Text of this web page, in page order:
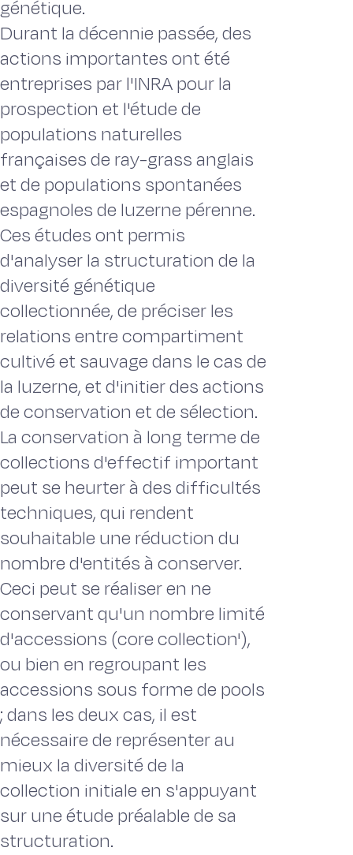
génétique.
Durant la décennie passée, des
actions importantes ont été
entreprises par l'INRA pour la
prospection et l'étude de
populations naturelles
françaises de ray-grass anglais
et de populations spontanées
espagnoles de luzerne pérenne.
Ces études ont permis
d'analyser la structuration de la
diversité génétique
collectionnée, de préciser les
relations entre compartiment
cultivé et sauvage dans le cas de
la luzerne, et d'initier des actions
de conservation et de sélection.
La conservation à long terme de
collections d'effectif important
peut se heurter à des difficultés
techniques, qui rendent
souhaitable une réduction du
nombre d'entités à conserver.
Ceci peut se réaliser en ne
conservant qu'un nombre limité
d'accessions (core collection'),
ou bien en regroupant les
accessions sous forme de pools
; dans les deux cas, il est
nécessaire de représenter au
mieux la diversité de la
collection initiale en s'appuyant
sur une étude préalable de sa
structuration.